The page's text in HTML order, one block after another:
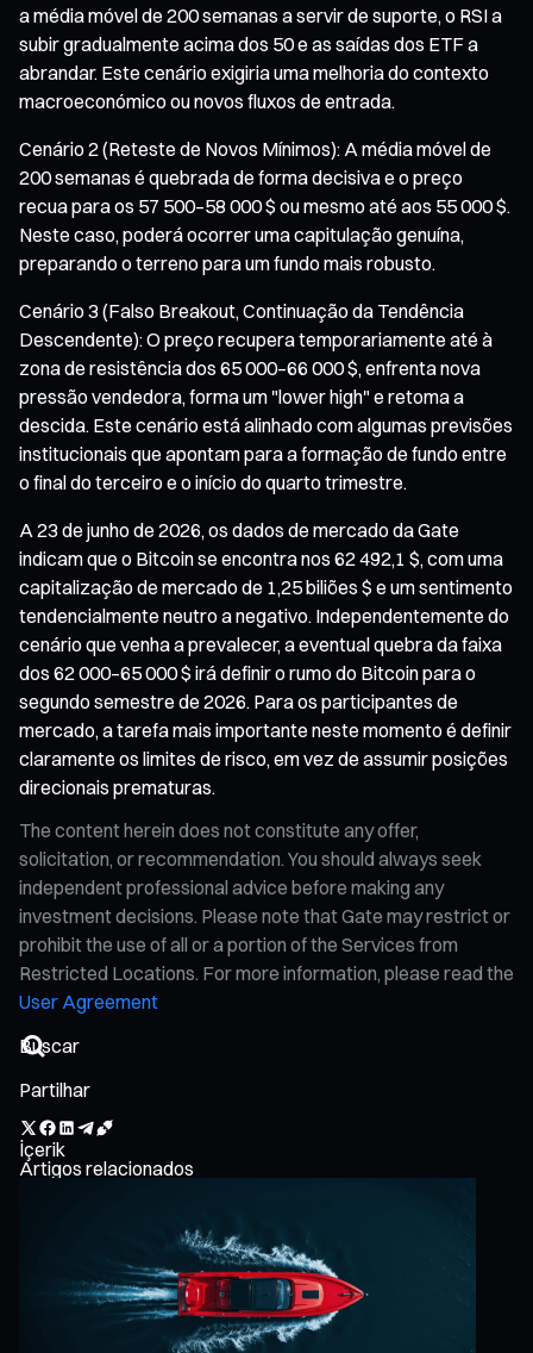
a média móvel de 200 semanas a servir de suporte, o RSI a
subir gradualmente acima dos 50 e as saídas dos ETF a
abrandar. Este cenário exigiria uma melhoria do contexto
macroeconómico ou novos fluxos de entrada.
Cenário 2 (Reteste de Novos Mínimos): A média móvel de
200 semanas é quebrada de forma decisiva e o preço
recua para os 57 500–58 000 $ ou mesmo até aos 55 000 $.
Neste caso, poderá ocorrer uma capitulação genuína,
preparando o terreno para um fundo mais robusto.
Cenário 3 (Falso Breakout, Continuação da Tendência
Descendente): O preço recupera temporariamente até à
zona de resistência dos 65 000–66 000 $, enfrenta nova
pressão vendedora, forma um "lower high" e retoma a
descida. Este cenário está alinhado com algumas previsões
institucionais que apontam para a formação de fundo entre
o final do terceiro e o início do quarto trimestre.
A 23 de junho de 2026, os dados de mercado da Gate
indicam que o Bitcoin se encontra nos 62 492,1 $, com uma
capitalização de mercado de 1,25 biliões $ e um sentimento
tendencialmente neutro a negativo. Independentemente do
cenário que venha a prevalecer, a eventual quebra da faixa
dos 62 000–65 000 $ irá definir o rumo do Bitcoin para o
segundo semestre de 2026. Para os participantes de
mercado, a tarefa mais importante neste momento é definir
claramente os limites de risco, em vez de assumir posições
direcionais prematuras.
The content herein does not constitute any offer,
solicitation, or recommendation. You should always seek
independent professional advice before making any
investment decisions. Please note that Gate may restrict or
prohibit the use of all or a portion of the Services from
Restricted Locations. For more information, please read the
User Agreement
Partilhar
İçerik
Artigos relacionados